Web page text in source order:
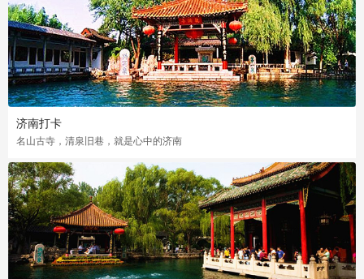
济南打卡
名山古寺，清泉旧巷，就是心中的济南